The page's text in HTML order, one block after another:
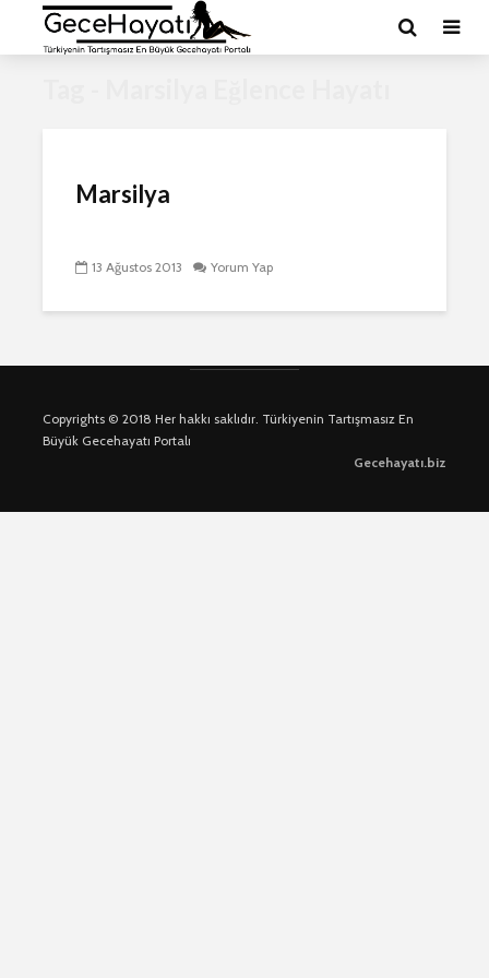
Marsilya
13 Ağustos 2013 Yorum Yap
Copyrights © 2018 Her hakkı saklıdır. Türkiyenin Tartışmasız En
Büyük Gecehayatı Portalı
Gecehayatı.biz